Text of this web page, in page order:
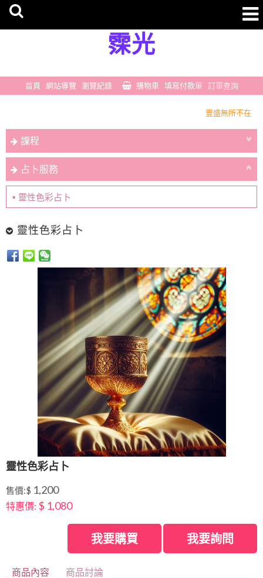
霂光
首頁 網站導覽 瀏覽紀錄 購物車 填寫付款單 訂單查詢
豐盛無所不在
一切剛剛好
課程
占卜服務
靈性色彩占卜
靈性色彩占卜
靈性色彩占卜
售價:$ 1,200
特惠價: $ 1,080
我要購買 我要詢問
商品內容 商品討論